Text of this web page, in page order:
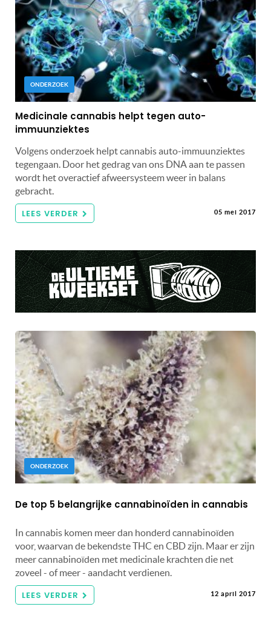
ONDERZOEK
Medicinale cannabis helpt tegen auto-
immuunziektes
Volgens onderzoek helpt cannabis auto-immuunziektes
tegengaan. Door het gedrag van ons DNA aan te passen
wordt het overactief afweersysteem weer in balans
gebracht.
LEES VERDER 05 mei 2017
ONDERZOEK
De top 5 belangrijke cannabinoïden in cannabis
In cannabis komen meer dan honderd cannabinoïden
voor, waarvan de bekendste THC en CBD zijn. Maar er zijn
meer cannabinoïden met medicinale krachten die net
zoveel - of meer - aandacht verdienen.
LEES VERDER 12 april 2017